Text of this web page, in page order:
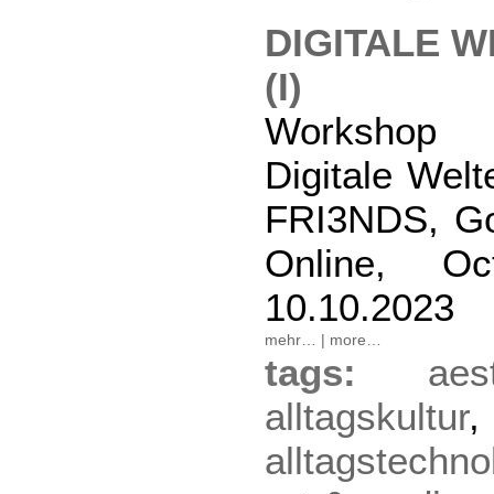
DIGITALE
(I)
Workshop
Digitale
FRI3NDS,
Online,
10.10.2023
mehr… | more…
tags:
alltagskultur,